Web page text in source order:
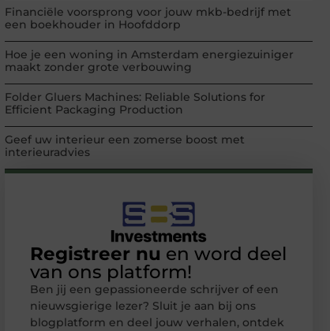
Financiële voorsprong voor jouw mkb-bedrijf met
een boekhouder in Hoofddorp
Hoe je een woning in Amsterdam energiezuiniger
maakt zonder grote verbouwing
Folder Gluers Machines: Reliable Solutions for
Efficient Packaging Production
Geef uw interieur een zomerse boost met
interieuradvies
Registreer nu en word deel
van ons platform!
Ben jij een gepassioneerde schrijver of een
nieuwsgierige lezer? Sluit je aan bij ons
blogplatform en deel jouw verhalen, ontdek